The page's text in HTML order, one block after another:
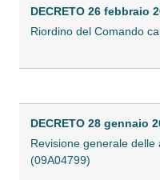
DECRETO 26 febbraio
Riordino del Comando
DECRETO 28 gennaio
Revisione generale
(09A04799)